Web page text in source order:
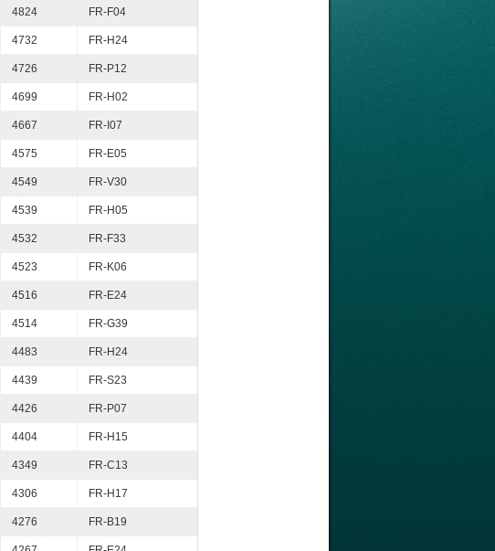
4824 FR-F04
4732 FR-H24
4726 FR-P12
4699 FR-H02
4667 FR-I07
4575 FR-E05
4549 FR-V30
4539 FR-H05
4532 FR-F33
4523 FR-K06
4516 FR-E24
4514 FR-G39
4483 FR-H24
4439 FR-S23
4426 FR-P07
4404 FR-H15
4349 FR-C13
4306 FR-H17
4276 FR-B19